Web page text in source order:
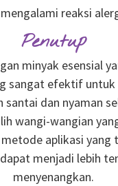
reaksi
Penutup
minyak esensial
sangat efektif untuk
santai dan nyaman
wangi-wangian
aplikasi yang
menjadi lebih
menyenangkan.